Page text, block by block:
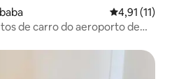
4,91 de uma
4,91 (11)
de carro do aeroporto de